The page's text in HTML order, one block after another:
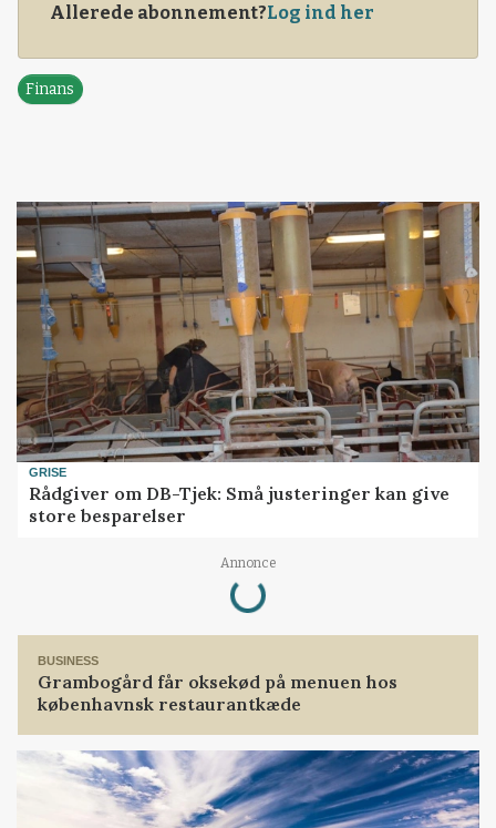
Allerede abonnement?Log ind her
Finans
GRISE
Rådgiver om DB-Tjek: Små justeringer kan give
store besparelser
Annonce
Loading...
BUSINESS
Grambogård får oksekød på menuen hos
københavnsk restaurantkæde